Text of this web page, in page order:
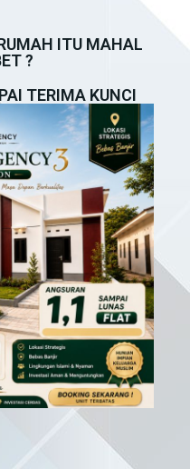
ITU MAHAL
?
TERIMA KUNCI